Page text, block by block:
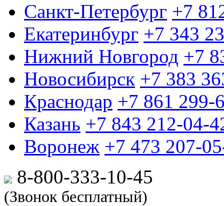
Санкт-Петербург +7
Екатеринбург +7 343
Нижний Новгород +7
Новосибирск +7 383
Краснодар +7 861 299-
Казань +7 843 212-04-
Воронеж +7 473 207-
8-800-333-10-45
(Звонок бесплатный)